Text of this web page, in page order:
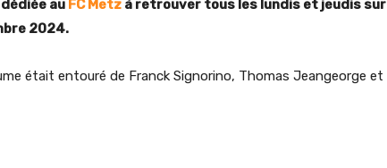
au FC Metz à retrouver tous les lundis et jeudis sur
2024.
était entouré de Franck Signorino, Thomas Jeangeorge et